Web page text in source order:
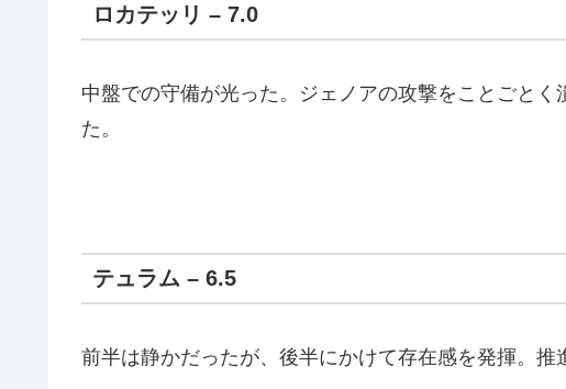
ロカテッリ – 7.0
中盤での守備が光った。ジェノアの攻撃をことごと
た。
テュラム – 6.5
前半は静かだったが、後半にかけて存在感を発揮。推